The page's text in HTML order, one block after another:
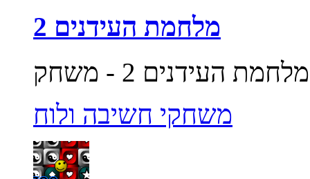
מלחמת העידנים 2
משחקי חשיבה ולוח